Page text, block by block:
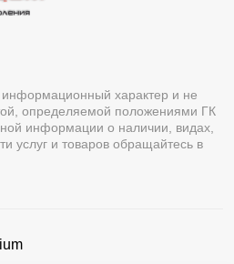
характер и не
определяемой положениями ГК
информации о наличии, видах,
услуг и товаров обращайтесь в